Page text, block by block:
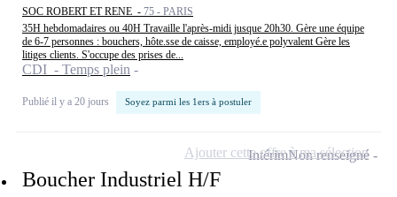
SOC ROBERT ET RENE - 75 - PARIS
35H hebdomadaires ou 40H Travaille l'après-midi jusque 20h30. Gère une équipe
de 6-7 personnes : bouchers, hôte.sse de caisse, employé.e polyvalent Gère les
litiges clients. S'occupe des prises de...
CDI - Temps plein
Publié il y a 20 jours Soyez parmi les 1ers à postuler
Boucher Industriel H/F
IntérimNon renseigné
Ajouter cette offre à ma sélection